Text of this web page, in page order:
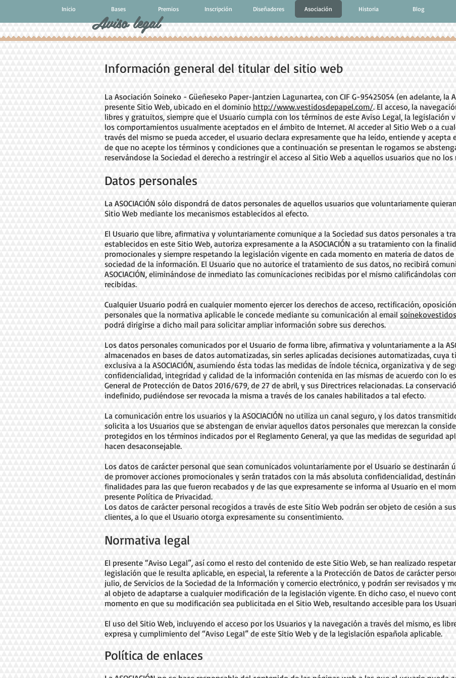
Inicio Bases Premios Inscripción Diseñadores Asociación Historia Blog
Aviso legal
Información general del titular del sitio web
La Asociación Soineko - Güeñeseko Paper-Jantzien Lagunartea, con CIF G-95425054 (en adelante, la
presente Sitio Web, ubicado en el dominio http://www.vestidosdepapel.com/. El acceso, la
libres y gratuitos, siempre que el Usuario cumpla con los términos de este Aviso Legal, la legislación
los comportamientos usualmente aceptados en el ámbito de Internet. Al acceder al Sitio Web o a
través del mismo se pueda acceder, el usuario declara expresamente que ha leído, entiende y acepta
de que no acepte los términos y condiciones que a continuación se presentan le rogamos se
reservándose la Sociedad el derecho a restringir el acceso al Sitio Web a aquellos usuarios que no los
Datos personales
La ASOCIACIÓN sólo dispondrá de datos personales de aquellos usuarios que voluntariamente
Sitio Web mediante los mecanismos establecidos al efecto.
El Usuario que libre, afirmativa y voluntariamente comunique a la Sociedad sus datos personales a
establecidos en este Sitio Web, autoriza expresamente a la ASOCIACIÓN a su tratamiento con la
promocionales y siempre respetando la legislación vigente en cada momento en materia de datos
sociedad de la información. El Usuario que no autorice el tratamiento de sus datos, no recibirá
ASOCIACIÓN, eliminándose de inmediato las comunicaciones recibidas por el mismo calificándolas
recibidas.
Cualquier Usuario podrá en cualquier momento ejercer los derechos de acceso, rectificación,
personales que la normativa aplicable le concede mediante su comunicación al email
podrá dirigirse a dicho mail para solicitar ampliar información sobre sus derechos.
Los datos personales comunicados por el Usuario de forma libre, afirmativa y voluntariamente a la
almacenados en bases de datos automatizadas, sin serles aplicadas decisiones automatizadas, cuya
exclusiva a la ASOCIACIÓN, asumiendo ésta todas las medidas de índole técnica, organizativa y de
confidencialidad, integridad y calidad de la información contenida en las mismas de acuerdo con lo
General de Protección de Datos 2016/679, de 27 de abril, y sus Directrices relacionadas. La
indefinido, pudiéndose ser revocada la misma a través de los canales habilitados a tal efecto.
La comunicación entre los usuarios y la ASOCIACIÓN no utiliza un canal seguro, y los datos
solicita a los Usuarios que se abstengan de enviar aquellos datos personales que merezcan la
protegidos en los términos indicados por el Reglamento General, ya que las medidas de seguridad
hacen desaconsejable.
Los datos de carácter personal que sean comunicados voluntariamente por el Usuario se destinarán
de promover acciones promocionales y serán tratados con la más absoluta confidencialidad,
finalidades para las que fueron recabados y de las que expresamente se informa al Usuario en el
presente Política de Privacidad.
Los datos de carácter personal recogidos a través de este Sitio Web podrán ser objeto de cesión a
clientes, a lo que el Usuario otorga expresamente su consentimiento.
Normativa legal
El presente “Aviso Legal”, así como el resto del contenido de este Sitio Web, se han realizado
legislación que le resulta aplicable, en especial, la referente a la Protección de Datos de carácter
julio, de Servicios de la Sociedad de la Información y comercio electrónico, y podrán ser revisados y
al objeto de adaptarse a cualquier modificación de la legislación vigente. En dicho caso, el nuevo
momento en que su modificación sea publicitada en el Sitio Web, resultando accesible para los
El uso del Sitio Web, incluyendo el acceso por los Usuarios y la navegación a través del mismo, es
expresa y cumplimiento del “Aviso Legal” de este Sitio Web y de la legislación española aplicable.
Política de enlaces